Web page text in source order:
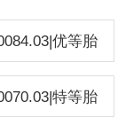
优等胎
特等胎